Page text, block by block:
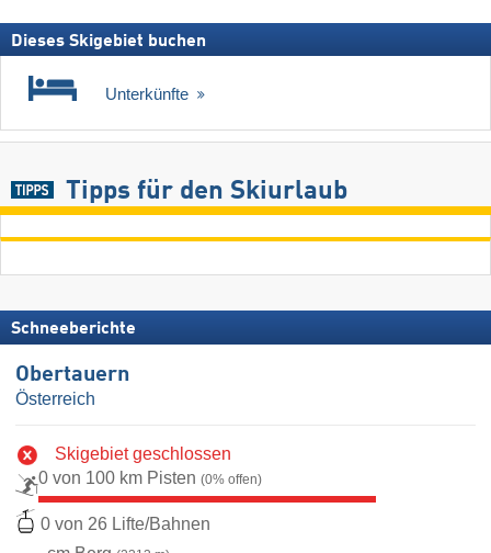
Dieses Skigebiet buchen
Unterkünfte
Tipps für den Skiurlaub
Schneeberichte
Obertauern
Österreich
Skigebiet geschlossen
0 von 100 km Pisten (0% offen)
0 von 26 Lifte/Bahnen